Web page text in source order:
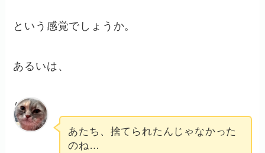
という感覚でしょうか。
あるいは、
りん
あたち、捨てられたんじゃなかった
のね…